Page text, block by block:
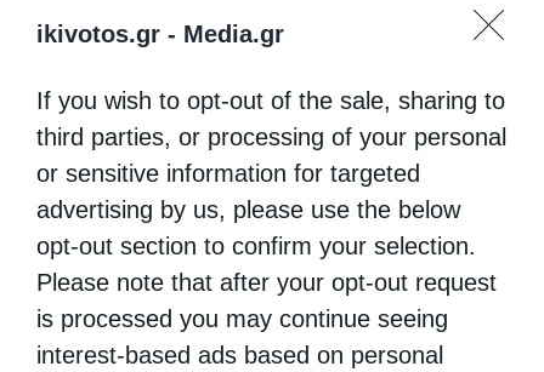
ikivotos.gr - Media.gr
If you wish to opt-out of the sale, sharing to
third parties, or processing of your personal
or sensitive information for targeted
advertising by us, please use the below
opt-out section to confirm your selection.
Please note that after your opt-out request
is processed you may continue seeing
interest-based ads based on personal
Η Καστοριά τίμησε τον προστάτη των παιδιών
της,...